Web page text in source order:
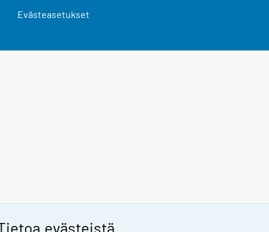
evästeistä
Evästeasetukset